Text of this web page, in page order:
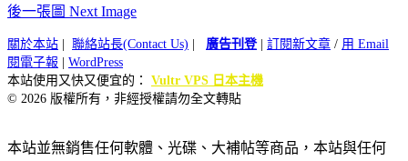
後一張圖 Next Image
關於本站 聯絡站長(Contact Us) 廣告刊登| 訂閱新文章 / 用 Email
閱電子報
WordPress
本站使用又快又便宜的： Vultr VPS 日本主機
© 2026 版權所有，非經授權請勿全文轉貼
本站並無銷售任何軟體、光碟、大補帖等商品，本站與任何